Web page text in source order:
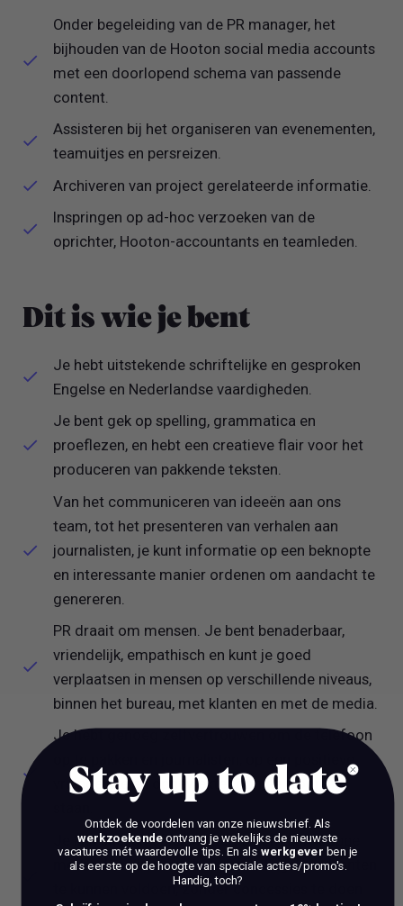
Onder begeleiding van de PR manager, het
bijhouden van de Hooton social media accounts
met een doorlopend schema van passende
content.
Assisteren bij het organiseren van evenementen,
teamuitjes en persreizen.
Archiveren van project gerelateerde informatie.
Inspringen op ad-hoc verzoeken van de
oprichter, Hooton-accountants en teamleden.
Dit is wie je bent
Je hebt uitstekende schriftelijke en gesproken
Engelse en Nederlandse vaardigheden.
Je bent gek op spelling, grammatica en
proeflezen, en hebt een creatieve flair voor het
produceren van pakkende teksten.
Van het communiceren van ideeën aan ons
team, tot het presenteren van verhalen aan
journalisten, je kunt informatie op een beknopte
en interessante manier ordenen om aandacht te
genereren.
PR draait om mensen. Je bent benaderbaar,
vriendelijk, empathisch en kunt je goed
verplaatsen in mensen op verschillende niveaus,
binnen het bureau, met klanten en met de media.
Je hebt genoeg zelfvertrouwen om de telefoon
op te pakken en journalisten, op een positieve,
vriendelijke en opgewekte toon, te woord te
Je kan snel en efficiënt werken om aan krappe
media deadlines en druk van collega’s en klanten
te kunnen voldoen, zonder concessies te doen
Stay up to date
Ontdek de voordelen van onze nieuwsbrief. Als
werkzoekendeontvang je wekelijks de nieuwste
vacatures mét waardevolle tips. En als werkgever ben je
als eerste op de hoogte van speciale acties/promo's.
Handig, toch?